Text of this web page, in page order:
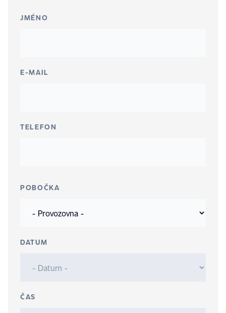
JMÉNO
E-MAIL
TELEFON
POBOČKA
DATUM
ČAS